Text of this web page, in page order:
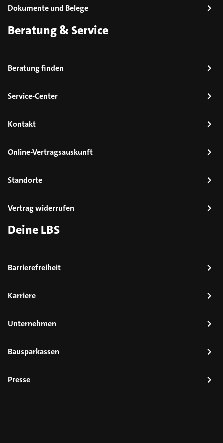
Dokumente und Belege
Beratung & Service
Beratung finden
Service-Center
Kontakt
Online-Vertragsauskunft
Standorte
Vertrag widerrufen
Deine LBS
Barrierefreiheit
Karriere
Unternehmen
Bausparkassen
Presse